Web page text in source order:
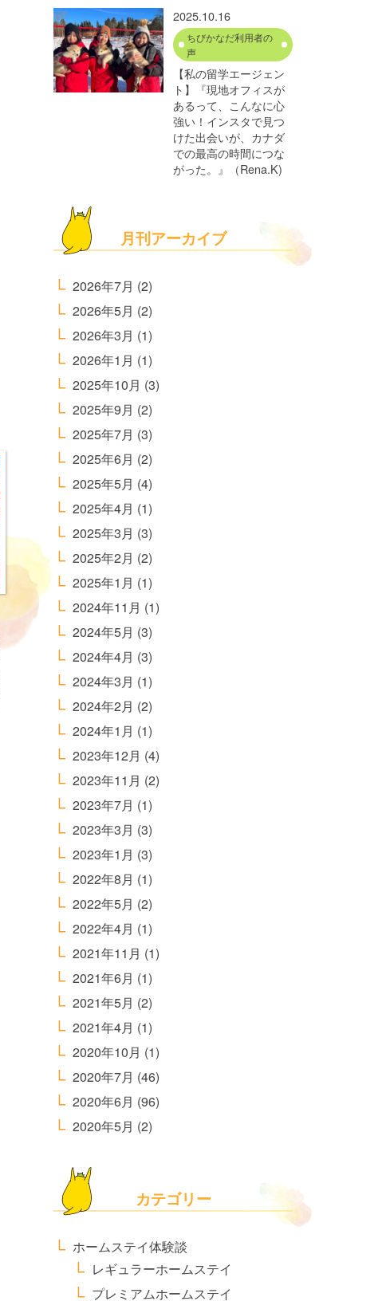
2025.10.16
ちびかなだ利用者の
声
【私の留学エージェン
ト】『現地オフィスが
あるって、こんなに心
強い！インスタで見つ
けた出会いが、カナダ
での最高の時間につな
がった。』（Rena.K)
月刊アーカイブ
2026年7月 (2)
2026年5月 (2)
2026年3月 (1)
2026年1月 (1)
2025年10月 (3)
2025年9月 (2)
2025年7月 (3)
2025年6月 (2)
2025年5月 (4)
2025年4月 (1)
2025年3月 (3)
2025年2月 (2)
2025年1月 (1)
2024年11月 (1)
2024年5月 (3)
2024年4月 (3)
2024年3月 (1)
2024年2月 (2)
2024年1月 (1)
2023年12月 (4)
2023年11月 (2)
2023年7月 (1)
2023年3月 (3)
2023年1月 (3)
2022年8月 (1)
2022年5月 (2)
2022年4月 (1)
2021年11月 (1)
2021年6月 (1)
2021年5月 (2)
2021年4月 (1)
2020年10月 (1)
2020年7月 (46)
2020年6月 (96)
2020年5月 (2)
カテゴリー
ホームステイ体験談
レギュラーホームステイ
プレミアムホームステイ